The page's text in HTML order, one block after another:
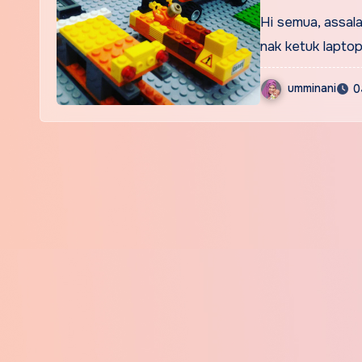
Hi semua,
nak ketuk
umminani